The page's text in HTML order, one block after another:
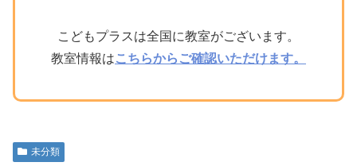
こどもプラスは全国に教室がございます。
教室情報はこちらからご確認いただけます。
未分類